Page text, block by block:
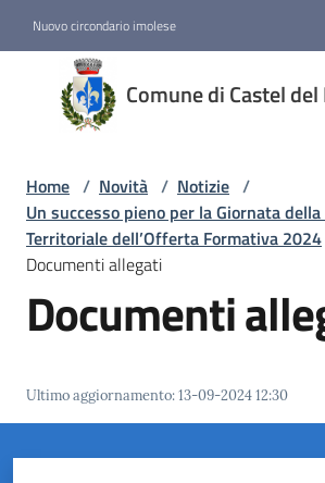
Nuovo circondario imolese
Comune di Castel del
Comune
di
Castel
Amministrazione
Novità
Home / Novità / Notizie /
Un successo pieno per la Giornata
Territoriale dell’Offerta Formativa 2024
Documenti allegati
Documenti
Ultimo aggiornamento:13-09-2024 12:30